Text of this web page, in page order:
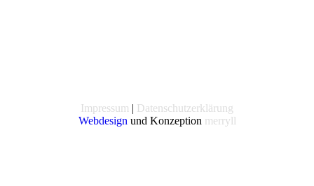
Impressum | Datenschutzerklärung
Webdesign und Konzeption merryll